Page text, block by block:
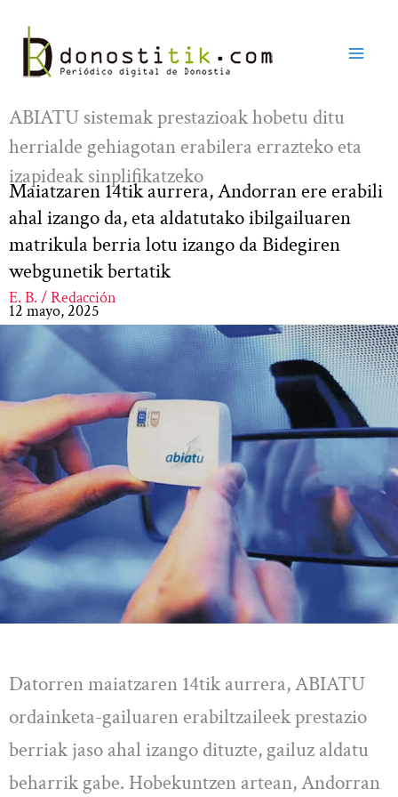
contenido
ABIATU sistemak prestazioak hobetu ditu
herrialde gehiagotan erabilera errazteko eta
izapideak sinplifikatzeko
Maiatzaren 14tik aurrera, Andorran ere erabili
ahal izango da, eta aldatutako ibilgailuaren
matrikula berria lotu izango da Bidegiren
webgunetik bertatik
E. B. / Redacción
12 mayo, 2025
Datorren maiatzaren 14tik aurrera, ABIATU
ordainketa-gailuaren erabiltzaileek prestazio
berriak jaso ahal izango dituzte, gailuz aldatu
beharrik gabe. Hobekuntzen artean, Andorran